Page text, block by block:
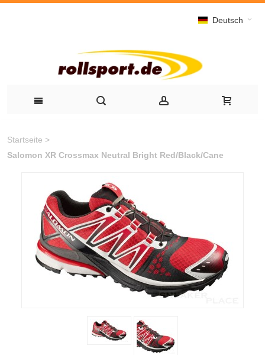
Deutsch
Startseite >
Salomon XR Crossmax Neutral Bright Red/Black/Cane